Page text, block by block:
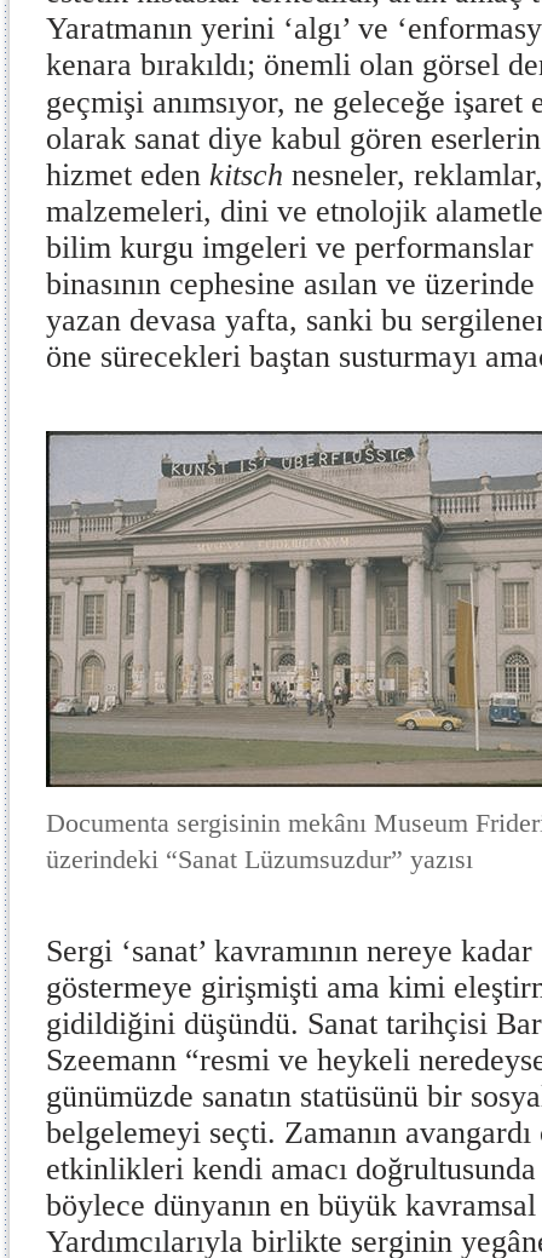
Yaratmanın yerini ‘algı’ ve
kenara bırakıldı; önemli olan görsel
geçmişi anımsıyor, ne geleceğe işaret
olarak sanat diye kabul gören eserlerin
hizmet eden kitsch nesneler,
malzemeleri, dini ve etnolojik
bilim kurgu imgeleri ve performanslar
binasının cephesine asılan ve
yazan devasa yafta, sanki bu
öne sürecekleri baştan susturmayı
Documenta sergisinin mekânı Museum
üzerindeki “Sanat Lüzumsuzdur” yazısı
Sergi ‘sanat’ kavramının nereye
göstermeye girişmişti ama kimi
gidildiğini düşündü. Sanat tarihçisi
Szeemann “resmi ve heykeli
günümüzde sanatın statüsünü bir
belgelemeyi seçti. Zamanın
etkinlikleri kendi amacı
böylece dünyanın en büyük kavramsal
Yardımcılarıyla birlikte serginin